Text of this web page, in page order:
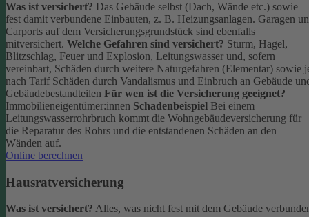
Was ist versichert? Das Gebäude selbst (Dach, Wände etc.) sowie
fest damit verbundene Einbauten, z. B. Heizungsanlagen. Garagen
Carports auf dem Versicherungsgrundstück sind ebenfalls
mitversichert. Welche Gefahren sind versichert? Sturm, Hagel,
Blitzschlag, Feuer und Explosion, Leitungswasser und, sofern
vereinbart, Schäden durch weitere Naturgefahren (Elementar) sowie
nach Tarif Schäden durch Vandalismus und Einbruch an Gebäude
Gebäudebestandteilen Für wen ist die Versicherung geeignet?
Immobilieneigentümer:innen Schadenbeispiel Bei einem
Leitungswasserrohrbruch kommt die Wohngebäudeversicherung für
die Reparatur des Rohrs und die entstandenen Schäden an den
Wänden auf.
Online berechnen
Hausratversicherung
Was ist versichert? Alles, was nicht fest mit dem Gebäude